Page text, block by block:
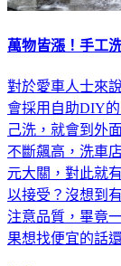
對於愛車人士來
會採用自助DIY
己洗，就會到外
不斷飆高，洗車
元大關，對此就
以接受？沒想到
注意品質，畢竟